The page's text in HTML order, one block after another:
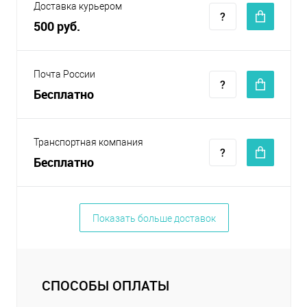
Доставка курьером
500 руб.
Почта России
Бесплатно
Транспортная компания
Бесплатно
Показать больше доставок
СПОСОБЫ ОПЛАТЫ